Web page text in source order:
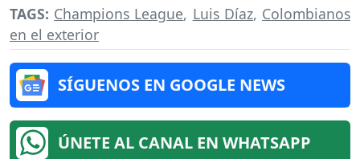
TAGS: Champions League, Luis Díaz, Colombianos
en el exterior
SÍGUENOS EN GOOGLE NEWS
ÚNETE AL CANAL EN WHATSAPP